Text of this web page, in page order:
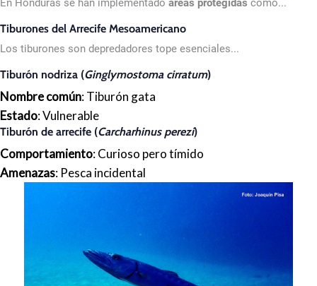
En Honduras se han implementado áreas protegidas como...
Tiburones del Arrecife Mesoamericano
Los tiburones son depredadores tope esenciales...
Tiburón nodriza (Ginglymostoma cirratum)
Nombre común: Tiburón gata
Estado: Vulnerable
Tiburón de arrecife (Carcharhinus perezi)
Comportamiento: Curioso pero tímido
Amenazas: Pesca incidental